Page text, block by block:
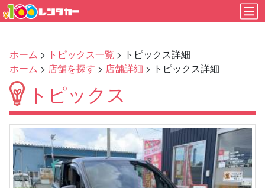
ホーム > トピックス一覧 > トピックス詳細
ホーム > 店舗を探す > 店舗詳細 > トピックス詳細
トピックス